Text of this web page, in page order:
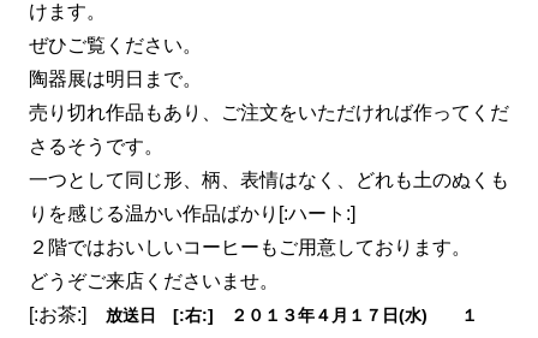
けます。
ぜひご覧ください。
陶器展は明日まで。
売り切れ作品もあり、ご注文をいただければ作ってくだ
さるそうです。
一つとして同じ形、柄、表情はなく、どれも土のぬくも
りを感じる温かい作品ばかり[:ハート:]
２階ではおいしいコーヒーもご用意しております。
どうぞご来店くださいませ。
[:お茶:] 放送日 [:右:] ２０１３年４月１７日(水) １